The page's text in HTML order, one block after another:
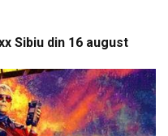
Sibiu din 16 august